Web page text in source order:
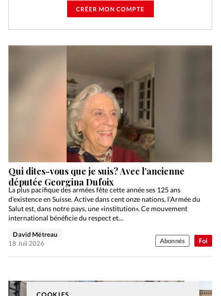
CRÉER MON COMPTE
Foi
Qui dites-vous que je suis? Avec l’ancienne
députée Georgina Dufoix
La plus pacifique des armées fête cette année ses 125 ans
d’existence en Suisse. Active dans cent onze nations, l’Armée du
Salut est, dans notre pays, une «institution». Ce mouvement
international bénéficie du respect et…
David Métreau
18 Juil 2026
Abonnés